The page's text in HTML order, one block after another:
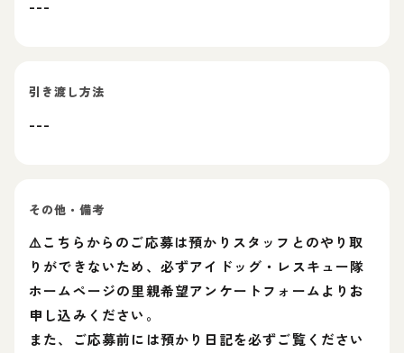
---
引き渡し方法
---
その他・備考
⚠️こちらからのご応募は預かりスタッフとのやり取
りができないため、必ずアイドッグ・レスキュー隊
ホームページの里親希望アンケートフォームよりお
申し込みください。
また、ご応募前には預かり日記を必ずご覧ください